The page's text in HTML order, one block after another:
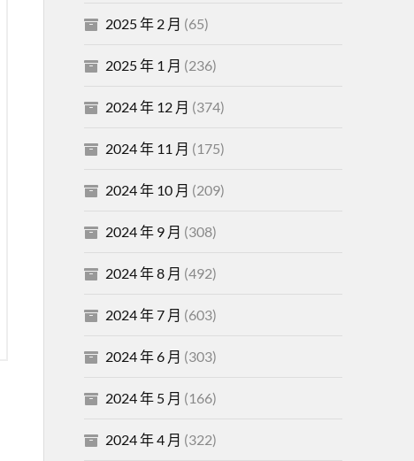
2025 年 2 月 (65)
2025 年 1 月 (236)
2024 年 12 月 (374)
2024 年 11 月 (175)
2024 年 10 月 (209)
2024 年 9 月 (308)
2024 年 8 月 (492)
2024 年 7 月 (603)
2024 年 6 月 (303)
2024 年 5 月 (166)
2024 年 4 月 (322)